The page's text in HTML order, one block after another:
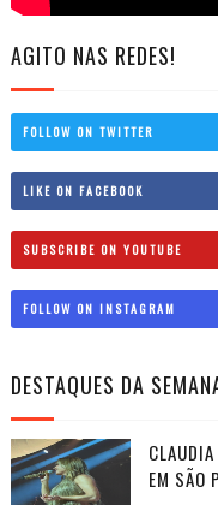
AGITO NAS REDES!
FOLLOW ON TWITTER
LIKE ON FACEBOOK
SUBSCRIBE ON YOUTUBE
FOLLOW ON INSTAGRAM
DESTAQUES DA
EM SÃO